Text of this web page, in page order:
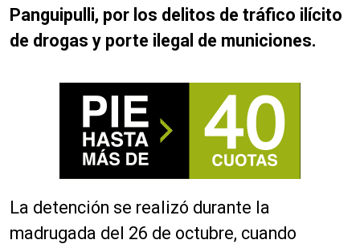
Panguipulli, por los delitos de tráfico ilícito
de drogas y porte ilegal de municiones.
La detención se realizó durante la
madrugada del 26 de octubre, cuando